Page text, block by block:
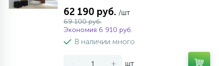
62 190 руб. /шт
69 100 руб.
Экономия 6 910 руб.
В наличии много
- + шт